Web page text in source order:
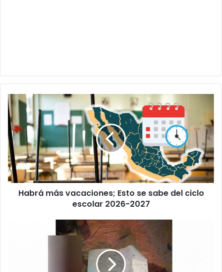
Habrá
más
vacaciones;
Esto
se
sabe
del
ciclo
escolar
2026-Habrá más vacaciones; Esto se sabe del ciclo
escolar 2026-2027